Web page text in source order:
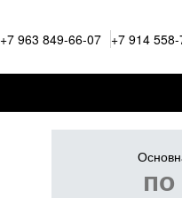
+7 963 849-66-07 +7 914